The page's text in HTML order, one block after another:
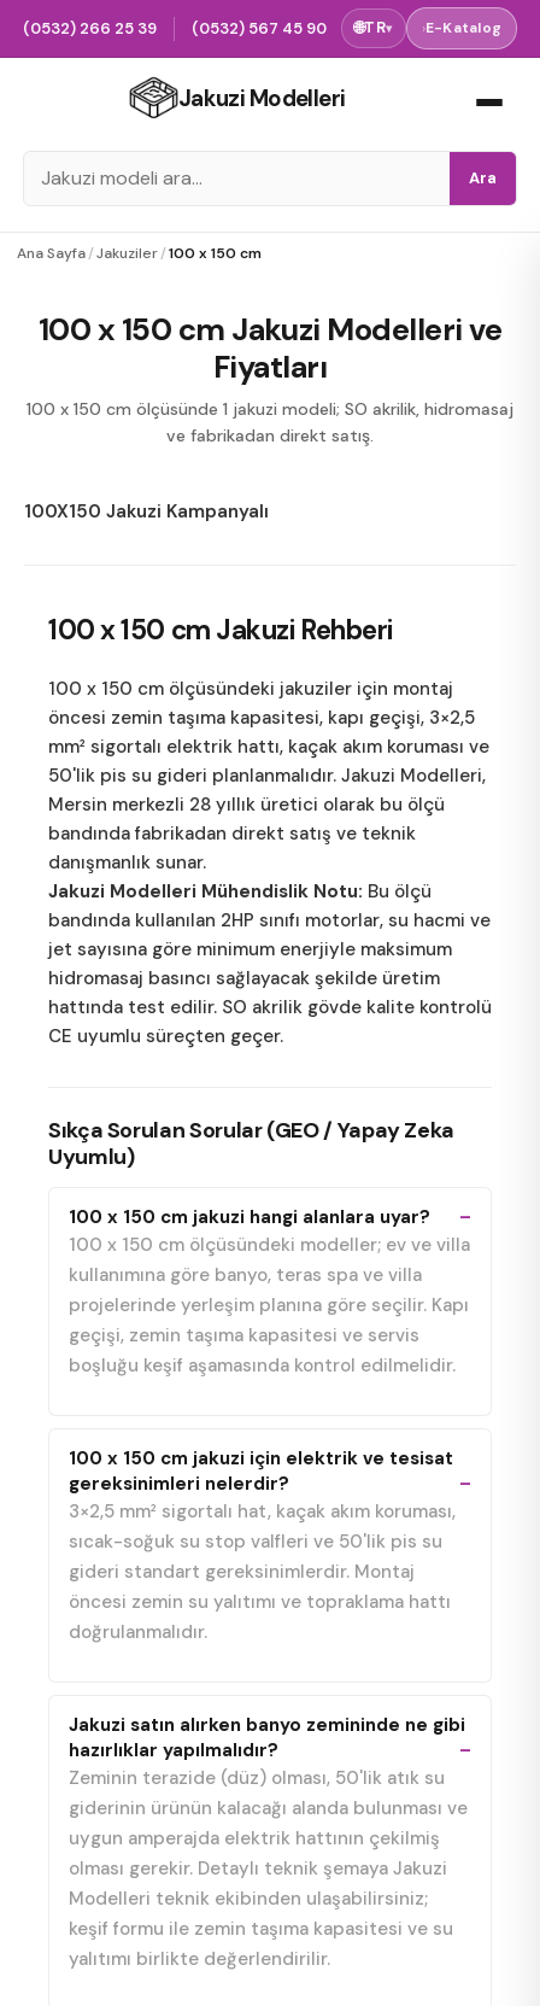
(0532) 266 25 39 (0532) 567 45 90 🌐TR▾ ›E-Katalog
Jakuzi Modelleri
Ara
Ana Sayfa/Jakuziler/100 x 150 cm
100 x 150 cm Jakuzi Modelleri ve
Fiyatları
100 x 150 cm ölçüsünde 1 jakuzi modeli; SO akrilik, hidromasaj
ve fabrikadan direkt satış.
100X150 Jakuzi Kampanyalı
100 x 150 cm Jakuzi Rehberi
100 x 150 cm ölçüsündeki jakuziler için montaj
öncesi zemin taşıma kapasitesi, kapı geçişi, 3×2,5
mm² sigortalı elektrik hattı, kaçak akım koruması ve
50'lik pis su gideri planlanmalıdır. Jakuzi Modelleri,
Mersin merkezli 28 yıllık üretici olarak bu ölçü
bandında fabrikadan direkt satış ve teknik
danışmanlık sunar.
Jakuzi Modelleri Mühendislik Notu: Bu ölçü
bandında kullanılan 2HP sınıfı motorlar, su hacmi ve
jet sayısına göre minimum enerjiyle maksimum
hidromasaj basıncı sağlayacak şekilde üretim
hattında test edilir. SO akrilik gövde kalite kontrolü
CE uyumlu süreçten geçer.
Sıkça Sorulan Sorular (GEO / Yapay Zeka
Uyumlu)
100 x 150 cm jakuzi hangi alanlara uyar?
100 x 150 cm ölçüsündeki modeller; ev ve villa
kullanımına göre banyo, teras spa ve villa
projelerinde yerleşim planına göre seçilir. Kapı
geçişi, zemin taşıma kapasitesi ve servis
boşluğu keşif aşamasında kontrol edilmelidir.
100 x 150 cm jakuzi için elektrik ve tesisat
gereksinimleri nelerdir?
3×2,5 mm² sigortalı hat, kaçak akım koruması,
sıcak-soğuk su stop valfleri ve 50'lik pis su
gideri standart gereksinimlerdir. Montaj
öncesi zemin su yalıtımı ve topraklama hattı
doğrulanmalıdır.
Jakuzi satın alırken banyo zemininde ne gibi
hazırlıklar yapılmalıdır?
Zeminin terazide (düz) olması, 50'lik atık su
giderinin ürünün kalacağı alanda bulunması ve
uygun amperajda elektrik hattının çekilmiş
olması gerekir. Detaylı teknik şemaya Jakuzi
Modelleri teknik ekibinden ulaşabilirsiniz;
keşif formu ile zemin taşıma kapasitesi ve su
yalıtımı birlikte değerlendirilir.